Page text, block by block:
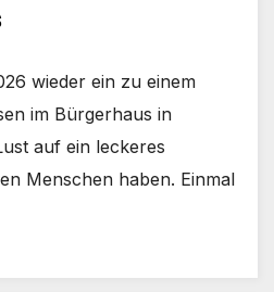
wieder ein zu einem
im Bürgerhaus in
auf ein leckeres
Menschen haben. Einmal